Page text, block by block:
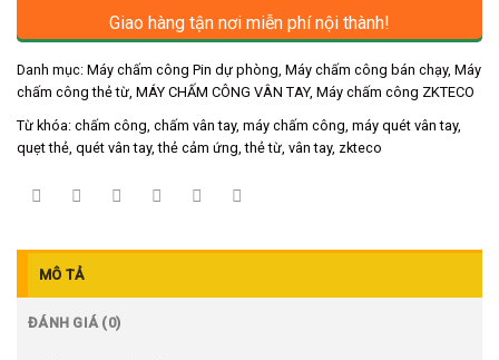
Giao hàng tận nơi miễn phí nội thành!
Danh mục: Máy chấm công Pin dự phòng Máy chấm công bán chạy, Máy
chấm công thẻ từ MÁY CHẤM CÔNG VÂN TAY, Máy chấm công ZKTECO
Từ khóa: chấm công chấm vân tay, máy chấm công máy quét vân tay,
quẹt thẻ quét vân tay,thẻ cảm ứng ,thẻ từ vân tay, zkteco
MÔ TẢ
ĐÁNH GIÁ (0)